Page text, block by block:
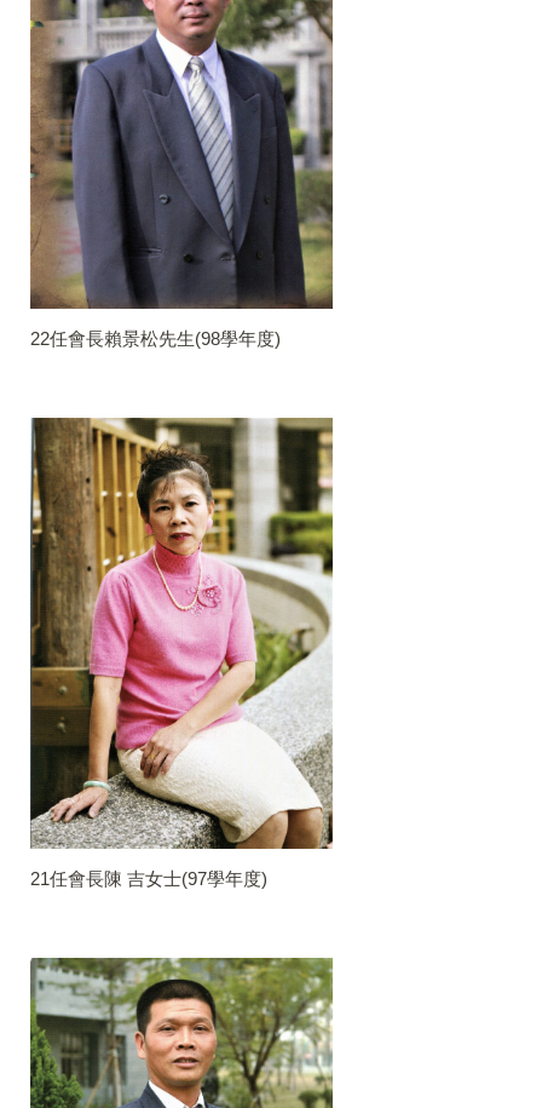
22任會長賴景松先生(98學年度)
21任會長陳 吉女士(97學年度)